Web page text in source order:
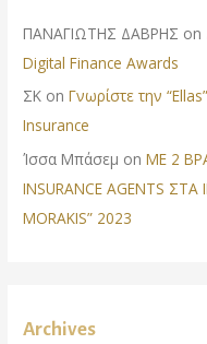
ΠΑΝΑΓΙΩΤΗΣ ΔΑΒΡΗΣ on
Digital Finance Awards
ΣΚ onΓνωρίστε την
Insurance
Ίσσα Μπάσεμ onΜΕ 2
INSURANCE AGENTS ΣΤΑ
MORAKIS” 2023
Archives